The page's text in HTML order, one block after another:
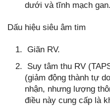
dưới và tĩnh mạch gan.
Dấu hiệu siêu âm tim
Giãn RV.
Suy tâm thu RV
(giảm động thành tự
nhận, nhưng lượng
điều này cung cấp là